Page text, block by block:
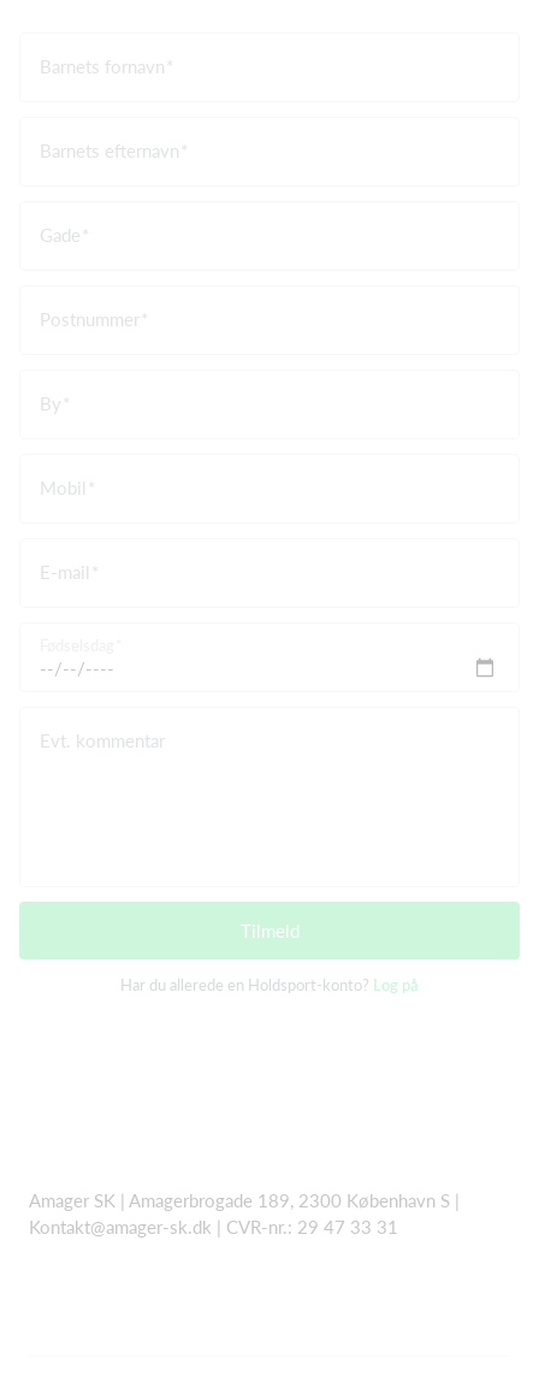
Barnets fornavn
Barnets efternavn
Gade
Postnummer
By
Mobil
E-mail
Evt. kommentar
Tilmeld
Har du allerede en Holdsport-konto? Log på
Amager SK | Amagerbrogade 189, 2300 København S |
Kontakt@amager-sk.dk | CVR-nr.: 29 47 33 31